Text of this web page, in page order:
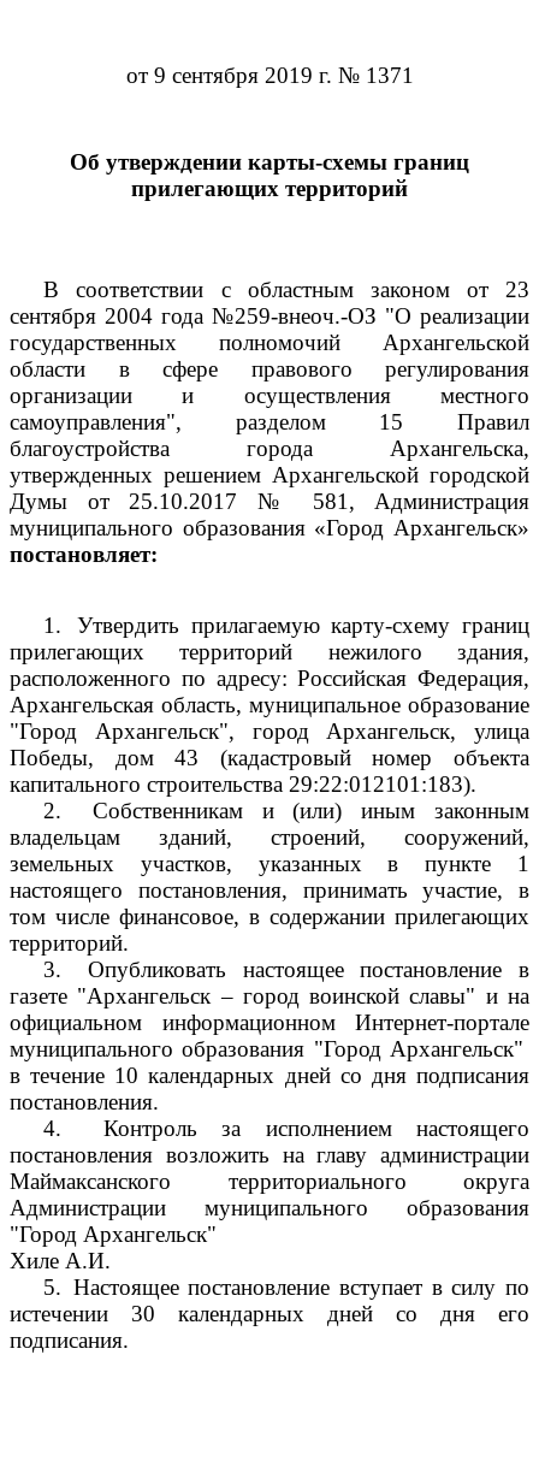
от 9 сентября 2019 г. № 1371
Об утверждении карты-схемы границ
прилегающих территорий
В соответствии с областным законом от 23
сентября 2004 года №259-внеоч.-ОЗ "О реализации
государственных полномочий Архангельской
области в сфере правового регулирования
организации и осуществления местного
самоуправления", разделом 15 Правил
благоустройства города Архангельска,
утвержденных решением Архангельской городской
Думы от 25.10.2017 № 581, Администрация
муниципального образования «Город Архангельск»
постановляет:
1.
Утвердить прилагаемую карту-схему границ
прилегающих территорий нежилого здания,
расположенного по адресу: Российская Федерация,
Архангельская область, муниципальное образование
"Город Архангельск", город Архангельск, улица
Победы, дом 43 (кадастровый номер объекта
капитального строительства 29:22:012101:183).
2.
Собственникам и (или) иным законным
владельцам зданий, строений, сооружений,
земельных участков, указанных в пункте 1
настоящего постановления, принимать участие, в
том числе финансовое, в содержании прилегающих
территорий.
3.
Опубликовать настоящее постановление в
газете "Архангельск – город воинской славы" и на
официальном информационном Интернет-портале
муниципального образования "Город Архангельск"
в течение 10 календарных дней со дня подписания
постановления.
4.
Контроль за исполнением настоящего
постановления возложить на главу администрации
Маймаксанского территориального округа
Администрации муниципального образования
"Город Архангельск"
Хиле А.И.
5. Настоящее постановление вступает в силу по
истечении 30 календарных дней со дня его
подписания.